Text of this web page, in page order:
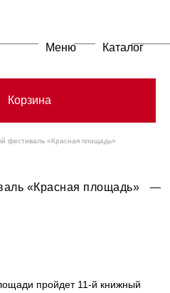
Меню Каталог
Корзина
фестиваль «Красная площадь»
«Красная площадь»
пройдет 11-й книжный